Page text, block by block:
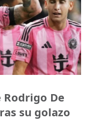
De
su golazo